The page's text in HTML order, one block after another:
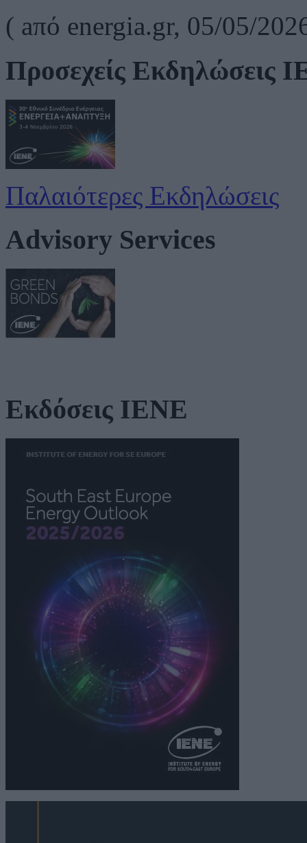
( aπό energia.gr, 05/05/
Προσεχείς Εκδηλώσεις
Παλαιότερες Εκδηλώσεις
Advisory Services
Εκδόσεις ΙΕΝΕ